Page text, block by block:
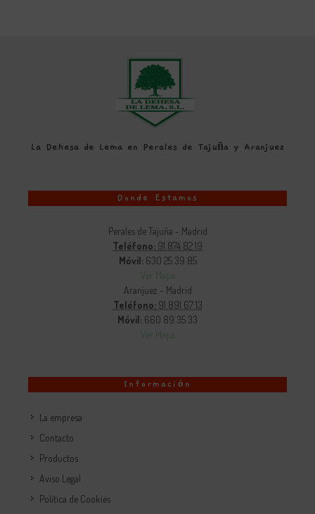
La Dehesa de Lema en Perales de Tajuña y Aranjuez
Donde Estamos
Perales de Tajuña - Madrid
Teléfono: 91 874 82 19
Móvil:630 25 39 85
Aranjuez - Madrid
Teléfono:91 891 67 13
Móvil: 660 89 35 33
Información
La empresa
Contacto
Productos
Aviso Legal
Política de Cookies